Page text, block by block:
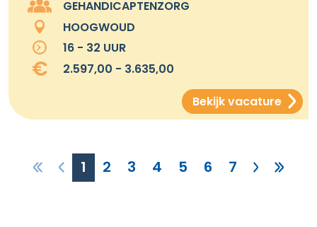
GEHANDICAPTENZORG
HOOGWOUD
16 - 32 UUR
2.597,00 - 3.635,00
Bekijk vacature
1 2 3 4 5 6 7